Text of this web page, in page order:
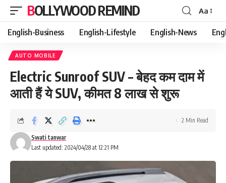
BOLLYWOOD REMIND
Font
Resizer
Aa
English-Business English-Lifestyle English-News
AUTO MOBILE
Electric Sunroof SUV – बेहद कम दाम में
आती हैं ये SUV, कीमत 8 लाख से शुरू
Last updated: 2024/04/28 at 12:21 PM
Swati tanwar
2 Min Read